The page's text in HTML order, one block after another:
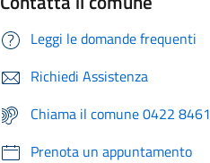
Leggi le domande frequenti
Richiedi Assistenza
Chiama il comune 0422 8461
Prenota un appuntamento